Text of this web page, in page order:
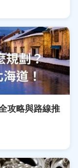
攻略與路線推